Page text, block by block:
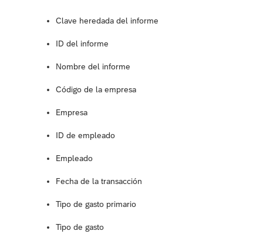
Clave heredada del informe
ID del informe
Nombre del informe
Código de la empresa
Empresa
ID de empleado
Empleado
Fecha de la transacción
Tipo de gasto primario
Tipo de gasto